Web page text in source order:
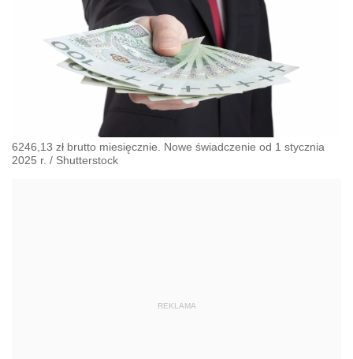
6246,13 zł brutto miesięcznie. Nowe świadczenie od 1 stycznia
2025 r. / Shutterstock